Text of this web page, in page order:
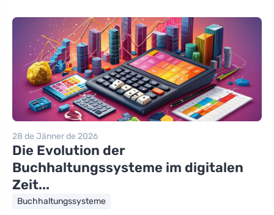
28 de Jänner de 2026
Die Evolution der
Buchhaltungssysteme im digitalen
Zeit...
Buchhaltungssysteme